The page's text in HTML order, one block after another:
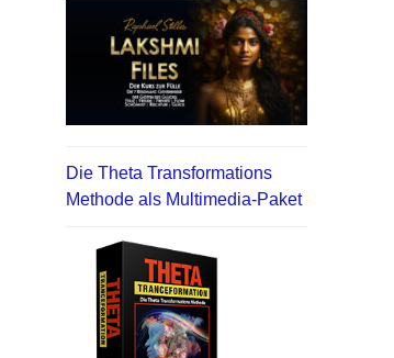
Die Theta Transformations
Methode als Multimedia-Paket